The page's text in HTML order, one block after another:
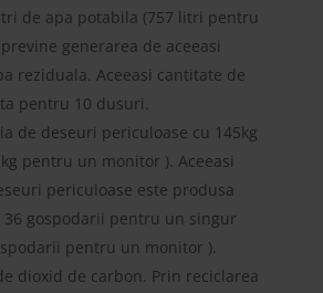
de apa potabila (757 litri pentru
generarea de aceeasi
reziduala. Aceeasi cantitate de
pentru 10 dusuri.
de deseuri periculoase cu 145kg
pentru un monitor ). Aceeasi
periculoase este produsa
36 gospodarii pentru un singur
pentru un monitor ).
dioxid de carbon. Prin reciclarea